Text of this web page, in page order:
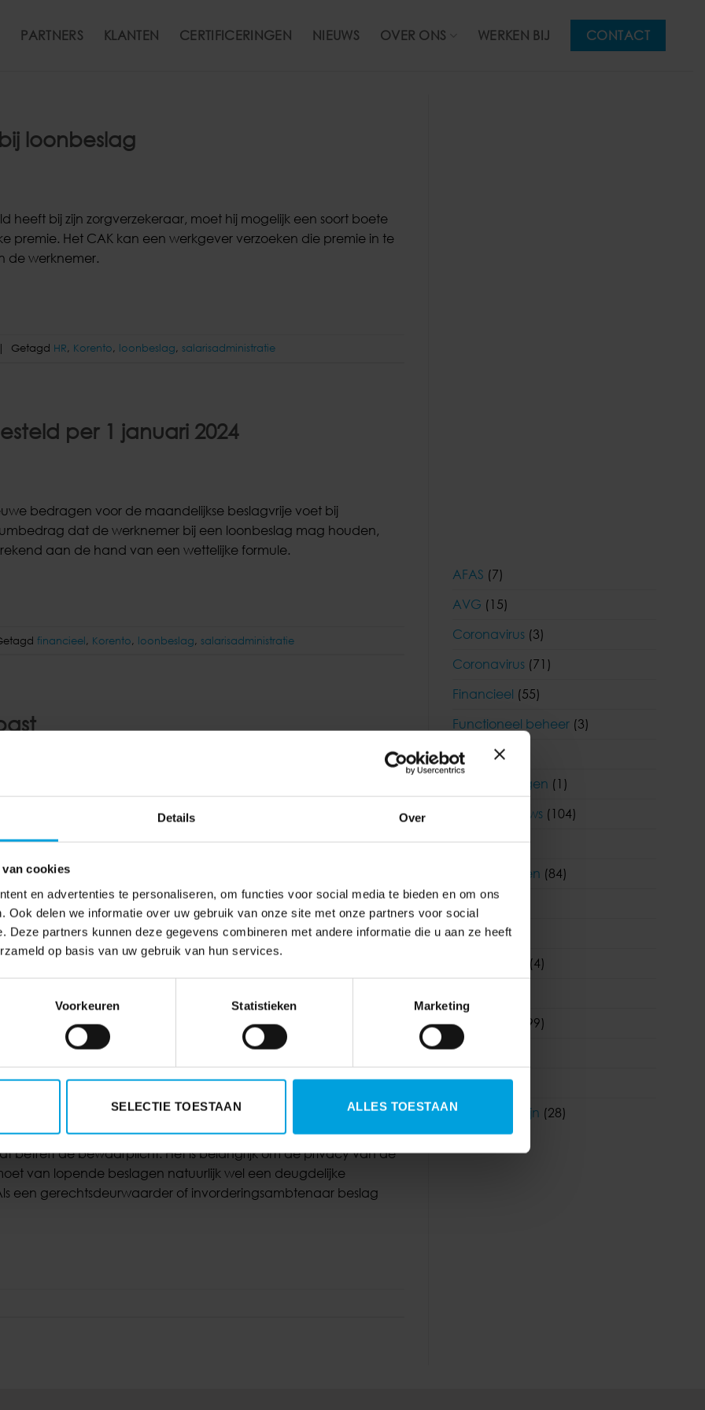
Details Over
cookies
en advertenties te personaliseren, om functies voor social media te bieden en om ons
Ook delen we informatie over uw gebruik van onze site met onze partners voor social
Deze partners kunnen deze gegevens combineren met andere informatie die u aan ze heeft
op basis van uw gebruik van hun services.
Voorkeuren Statistieken Marketing
SELECTIE TOESTAAN ALLES TOESTAAN
PARTNERS KLANTEN CERTIFICERINGEN NIEUWS OVER ONS WERKEN BIJ CONTACT
loonbeslag
heeft bij zijn zorgverzekeraar, moet hij mogelijk een soort boete
premie. Het CAK kan een werkgever verzoeken die premie in te
de werknemer.
| Getagd HR, Korento, loonbeslag, salarisadministratie
per 1 januari 2024
bedragen voor de maandelijkse beslagvrije voet bij
dat de werknemer bij een loonbeslag mag houden,
aan de hand van een wettelijke formule.
financieel, Korento, loonbeslag, salarisadministratie
en in het Staatsblad gepubliceerd. Hierdoor is bij de
voet de nadere regelgeving weer actueel. Staatssecretaris
heeft het Besluit beslagvrije voet aangepast. Dit besluit moet
weinig […]
bewaren
betreft de bewaarplicht. Het is belangrijk om de privacy van de
van lopende beslagen natuurlijk wel een deugdelijke
een gerechtsdeurwaarder of invorderingsambtenaar beslag
AFAS (7)
AVG (15)
Coronavirus (3)
Coronavirus (71)
Financieel (55)
Functioneel beheer (3)
HR
(242)
Klantervaringen (1)
Korento nieuws (104)
Nieuws(903)
Nieuwsbrieven (84)
Salaris(180)
Visma(1)
(4)
Wetgeving
(99)
WKR
Youforce(6)
Zorg en welzijn (28)